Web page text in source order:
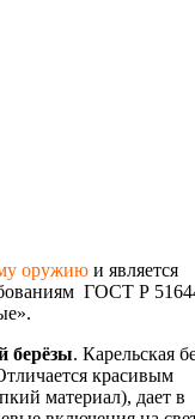
оружию и является
ГОСТ Р
берёзы. Карельская
красивым
материал), дает в